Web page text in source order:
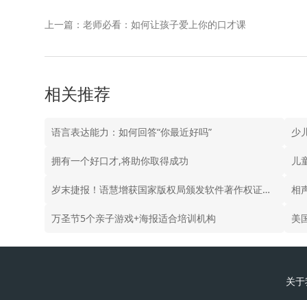
上一篇：老师必看：如何让孩子爱上你的口才课
相关推荐
语言表达能力：如何回答“你最近好吗” 少
拥有一个好口才,将助你取得成功 儿
岁末捷报！语慧增获国家版权局颁发软件著作权证书13个 相
万圣节5个亲子游戏+海报适合培训机构 美
关